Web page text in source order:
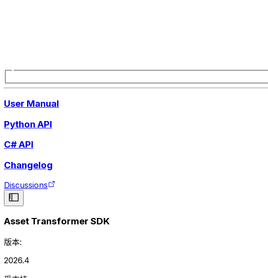
User Manual
Python API
C# API
Changelog
Discussions
Asset Transformer SDK
版本:
2026.4